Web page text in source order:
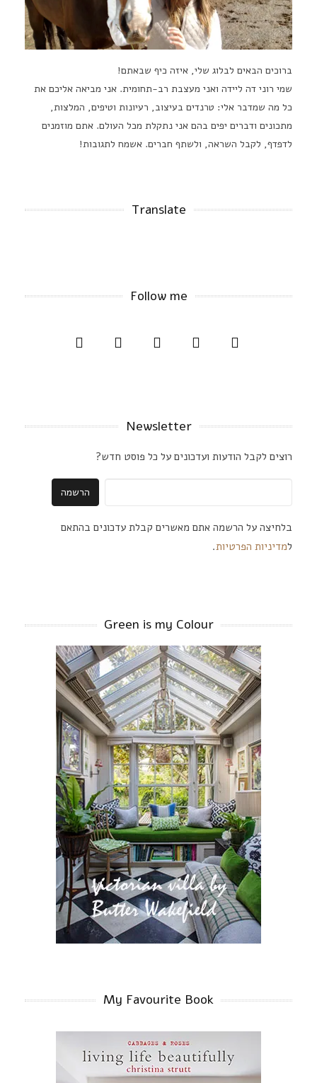
ברוכים הבאים לבלוג שלי, איזה כיף שבאתם!
שמי רוני דה ליידה ואני מעצבת רב-תחומית. אני מביאה אליכם את
כל מה שמדבר אלי: טרנדים בעיצוב, רעיונות וטיפים, המלצות,
מתכונים ודברים יפים בהם אני נתקלת מכל העולם. אתם מוזמנים
לדפדף, לקבל השראה, ולשתף חברים. אשמח לתגובות!
Translate
Follow me
Newsletter
רוצים לקבל הודעות ועדכונים על כל פוסט חדש?
בלחיצה על הרשמה אתם מאשרים קבלת עדכונים בהתאם
למדיניות הפרטיות.
Green is my Colour
My Favourite Book